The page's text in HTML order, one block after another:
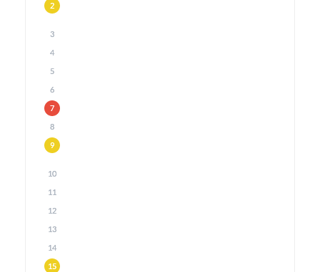
2
3
4
5
6
7
8
9
10
11
12
13
14
15